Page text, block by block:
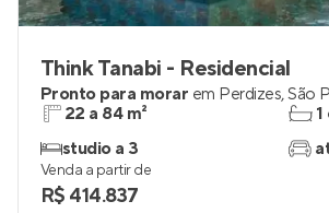
Think Tanabi - Residencial
Pronto para morar em Perdizes,São
22 a 84 m²
studio a 3
1
Venda a partir de
R$ 414.837